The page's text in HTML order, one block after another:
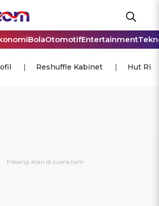
BolaOtomotifEntertainment
Reshuffle Kabinet Hut Ri